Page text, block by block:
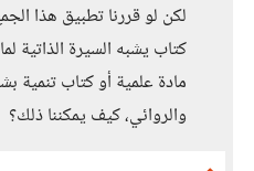
لكن لو قررنا تطبيق هذا
كتاب يشبه السيرة الذاتية
مادة علمية أو كتاب
والروائي، كيف يمكننا ذلك؟